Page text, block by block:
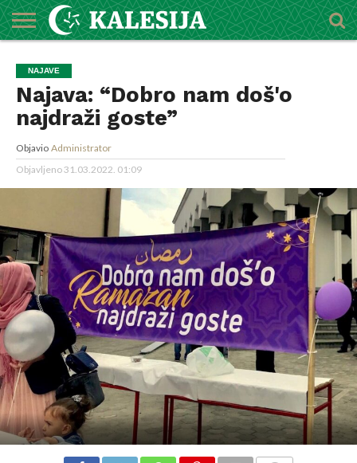
O
MEDŽLISU
DŽEMATI
IMAMI
MEKTEBSKI
CENTAR
VIJESTI
HUTBE
NAJAVE
KALENDAR
KONTAKT
NAJAVE
Najava: “Dobro nam doš'o
najdraži goste”
Objavio Administrator
Objavljeno31.03.2022. 01:09